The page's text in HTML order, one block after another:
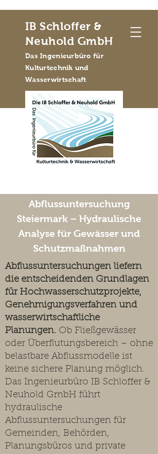
IB Schloffer &
Neuhold GmbH
Das Ingenieurbüro für
Kulturtechnik und
Wasserwirtschaft
Abflussuntersuchung
Steiermark – Hydraulische
Analyse für Gewässer und
Schutzmaßnahmen
Abflussuntersuchungen liefern
die entscheidenden Grundlagen
für Hochwasserschutzprojekte,
Genehmigungsverfahren und
wasserwirtschaftliche
Planungen. Ob Fließgewässer
oder Überflutungsbereich – ohne
belastbare Abflussmodelle ist
keine sichere Planung möglich.
Das Ingenieurbüro IB Schloffer &
Neuhold GmbH führt
hydraulische
Abflussuntersuchungen für
Gemeinden, Behörden,
Planungsbüros und private